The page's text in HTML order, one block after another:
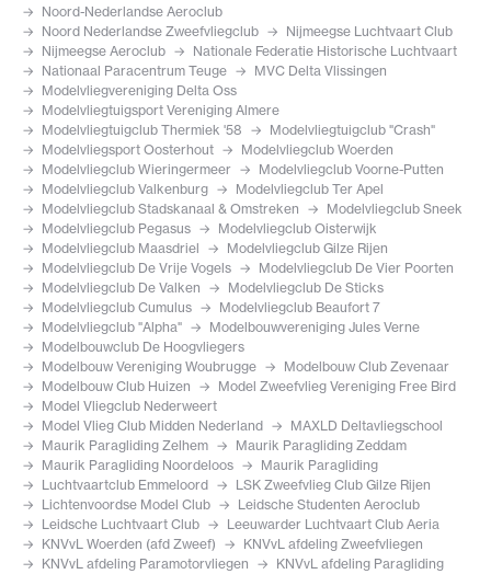
Noord-Nederlandse Aeroclub
Noord Nederlandse Zweefvliegclub
Nijmeegse Luchtvaart Club
Nijmeegse Aeroclub
Nationale Federatie Historische Luchtvaart
Nationaal Paracentrum Teuge
MVC Delta Vlissingen
Modelvliegvereniging Delta Oss
Modelvliegtuigsport Vereniging Almere
Modelvliegtuigclub Thermiek '58
Modelvliegtuigclub "Crash"
Modelvliegsport Oosterhout
Modelvliegclub Woerden
Modelvliegclub Wieringermeer
Modelvliegclub Voorne-Putten
Modelvliegclub Valkenburg
Modelvliegclub Ter Apel
Modelvliegclub Stadskanaal & Omstreken
Modelvliegclub Sneek
Modelvliegclub Pegasus
Modelvliegclub Oisterwijk
Modelvliegclub Maasdriel
Modelvliegclub Gilze Rijen
Modelvliegclub De Vrije Vogels
Modelvliegclub De Vier Poorten
Modelvliegclub De Valken
Modelvliegclub De Sticks
Modelvliegclub Cumulus
Modelvliegclub Beaufort 7
Modelvliegclub "Alpha"
Modelbouwvereniging Jules Verne
Modelbouwclub De Hoogvliegers
Modelbouw Vereniging Woubrugge
Modelbouw Club Zevenaar
Modelbouw Club Huizen
Model Zweefvlieg Vereniging Free Bird
Model Vliegclub Nederweert
Model Vlieg Club Midden Nederland
MAXLD Deltavliegschool
Maurik Paragliding Zelhem
Maurik Paragliding Zeddam
Maurik Paragliding Noordeloos
Maurik Paragliding
Luchtvaartclub Emmeloord
LSK Zweefvlieg Club Gilze Rijen
Lichtenvoordse Model Club
Leidsche Studenten Aeroclub
Leidsche Luchtvaart Club
Leeuwarder Luchtvaart Club Aeria
KNVvL Woerden (afd Zweef)
KNVvL afdeling Zweefvliegen
KNVvL afdeling Paramotorvliegen
KNVvL afdeling Paragliding